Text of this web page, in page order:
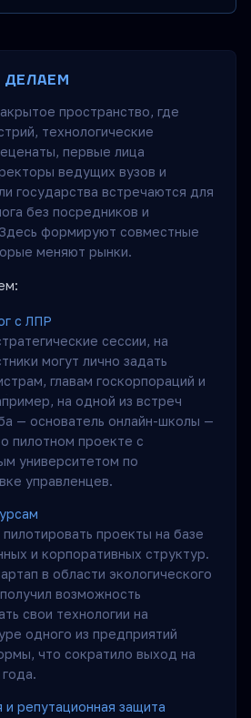
пространство, где
технологические
первые лица
ведущих вузов и
государства встречаются для
без посредников и
формируют совместные
меняют рынки.
с ЛПР
сессии, на
могут лично задать
главам госкорпораций и
на одной из встреч
— основатель онлайн-школы —
пилотном проекте с
университетом по
управленцев.
проекты на базе
и корпоративных структур.
в области экологического
возможность
свои технологии на
одного из предприятий
что сократило выход на
репутационная защита